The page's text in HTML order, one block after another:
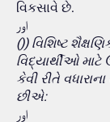
વિકસાવે છે.
اور
()) વિશિષ્ટ
વિદ્યાર્થીઓ
કેવી રીતે
છીએ:
اور